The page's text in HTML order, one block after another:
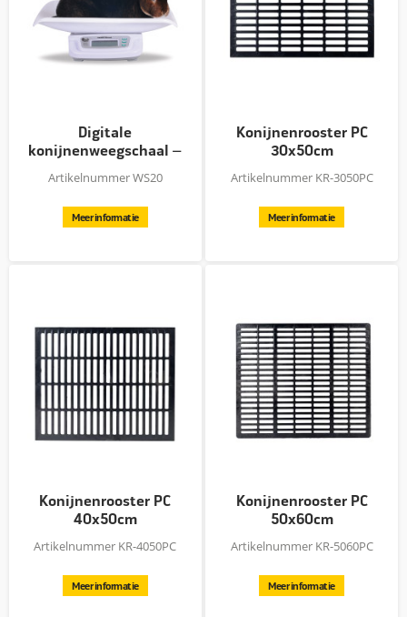
Digitale
konijnenweegschaal –
max. 20 kg
Artikelnummer WS20
Meer informatie
Konijnenrooster PC
30x50cm
Artikelnummer KR-3050PC
Meer informatie
Konijnenrooster PC
40x50cm
Artikelnummer KR-4050PC
Meer informatie
Konijnenrooster PC
50x60cm
Artikelnummer KR-5060PC
Meer informatie